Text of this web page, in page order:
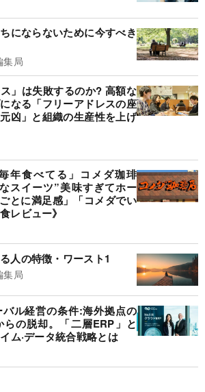
にならないために今すべき
集局
」は失敗するのか? 高額な
なる「フリーアドレスの座
凶」と組織の生産性を上げ
年食べてる」コメダ珈琲
スイーツ”美味すぎてホー
とに満足感」「コメダでい
レビュー》
人の特徴・ワースト1
集局
ル経営の条件:海外拠点の
らの脱却。「二層ERP」と
ム·データ統合戦略とは